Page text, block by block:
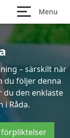
Menu
– särskilt när
du följer denna
den enklaste
i Råda.
förpliktelser